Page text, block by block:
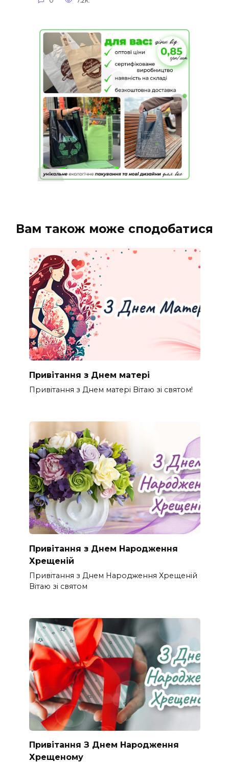
Вам також може сподобатися
Привітання з Днем матері
Привітання з Днем матері Вітаю зі святом!
Привітання з Днем Народження
Хрещеній
Привітання з Днем Народження Хрещеній
Вітаю зі святом
Привітання З Днем Народження
Хрещеному